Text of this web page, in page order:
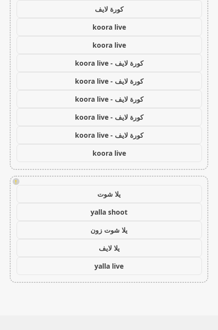
كورة لايف
koora live
koora live
كورة لايف - koora live
كورة لايف - koora live
كورة لايف - koora live
كورة لايف - koora live
كورة لايف - koora live
koora live
!
يلا شوت
yalla shoot
يلا شوت زون
يلا لايف
yalla live